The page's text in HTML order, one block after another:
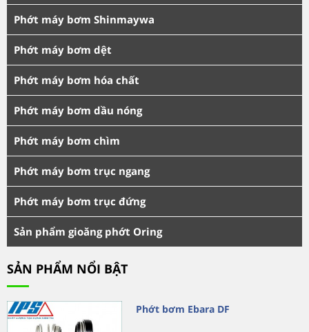
Phớt máy bơm Shinmaywa
Phớt máy bơm dệt
Phớt máy bơm hóa chất
Phớt máy bơm dầu nóng
Phớt máy bơm chìm
Phớt máy bơm trục ngang
Phớt máy bơm trục đứng
Sản phẩm gioăng phớt Oring
SẢN PHẨM NỔI BẬT
Phớt bơm Ebara DF